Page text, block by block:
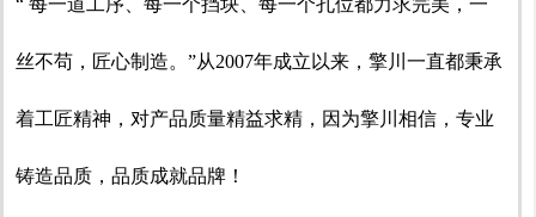
“ 每一道工序、每一个挡块、每一个孔位都力求完美，一
丝不苟，匠心制造。”从2007年成立以来，擎川一直都秉承
着工匠精神，对产品质量精益求精，因为擎川相信，专业
铸造品质，品质成就品牌！